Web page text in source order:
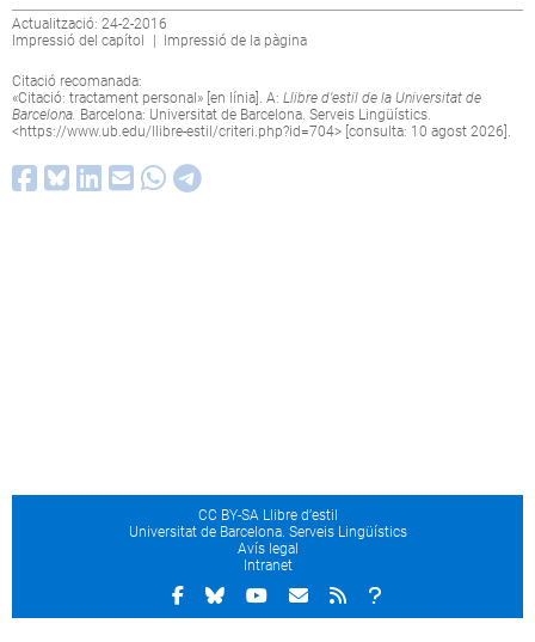
Actualització: 24-2-2016
Impressió del capítol
| Impressió de la pàgina
Citació recomanada:
«Citació: tractament personal» [en línia]. A: Llibre d’estil de la Universitat de
Barcelona. Barcelona: Universitat de Barcelona. Serveis Lingüístics.
<https://www.ub.edu/llibre-estil/criteri.php?id=704> [consulta: 10 agost 2026].
CC BY-SA Llibre d’estil
Universitat de Barcelona. Serveis Lingüístics
Avís legal
Intranet